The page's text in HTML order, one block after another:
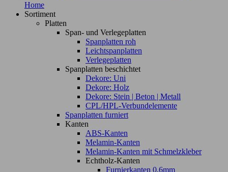
Home
Sortiment
Platten
Span- und Verlegeplatten
Spanplatten roh
Leichtspanplatten
Verlegeplatten
Spanplatten beschichtet
Dekore: Uni
Dekore: Holz
Dekore: Stein | Beton | Metall
CPL/HPL-Verbundelemente
Spanplatten furniert
Kanten
ABS-Kanten
Melamin-Kanten
Melamin-Kanten mit Schmelzkleber
Echtholz-Kanten
Furnierkanten 0,6mm